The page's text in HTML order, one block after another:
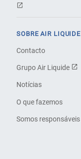
SOBRE AIR LIQUIDE
Contacto
Grupo Air Liquide
Notícias
O que fazemos
Somos responsáveis